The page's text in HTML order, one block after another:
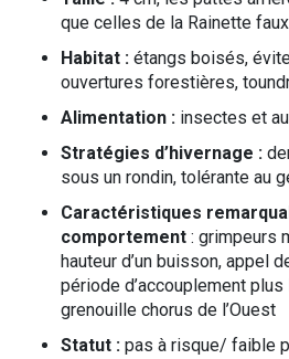
que celles de la Rainette
Habitat : étangs boisés,
ouvertures forestières,
Alimentation : insectes et
Stratégies d’hivernage :
sous un rondin, tolérante au
Caractéristiques
comportement : grimpeurs
hauteur d’un buisson, appel
période d’accouplement
grenouille chorus de l’Ouest
Statut : pas à risque/ faible